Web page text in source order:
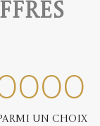
un choix